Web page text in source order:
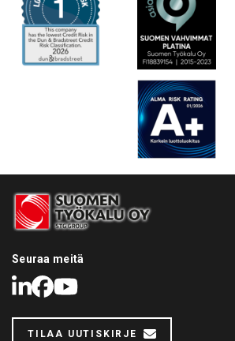
Seuraa meitä
LinkedIn
Facebook
Youtube
TILAA UUTISKIRJE